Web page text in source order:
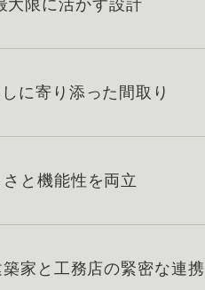
大限に活かす設計
に寄り添った間取り
と機能性を両立
家と工務店の緊密な連携